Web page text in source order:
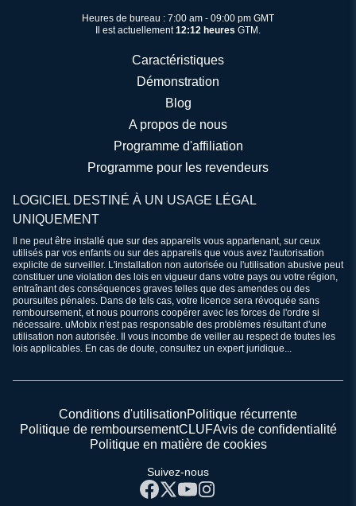
Heures de bureau : 7:00 am - 09:00 pm GMT
Il est actuellement12:12 heures GTM.
Caractéristiques
Démonstration
Blog
A propos de nous
Programme d'affiliation
Programme pour les revendeurs
LOGICIEL DESTINÉ À UN USAGE LÉGAL
UNIQUEMENT
Il ne peut être installé que sur des appareils vous appartenant, sur ceux
utilisés par vos enfants ou sur des appareils que vous avez l'autorisation
explicite de surveiller. L'installation non autorisée ou l'utilisation abusive peut
constituer une violation des lois en vigueur dans votre pays ou votre région,
entraînant des conséquences graves telles que des amendes ou des
poursuites pénales. Dans de tels cas, votre licence sera révoquée sans
remboursement, et nous pourrons coopérer avec les forces de l'ordre si
nécessaire. uMobix n'est pas responsable des problèmes résultant d'une
utilisation non autorisée. Il vous incombe de veiller au respect de toutes les
lois applicables. En cas de doute, consultez un expert juridique...
Conditions d'utilisationPolitique récurrente
Politique de remboursementCLUFAvis de confidentialité
Politique en matière de cookies
Suivez-nous